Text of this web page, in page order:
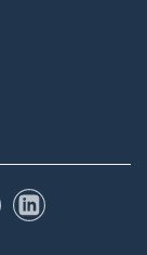
YouTubeLinkedIn